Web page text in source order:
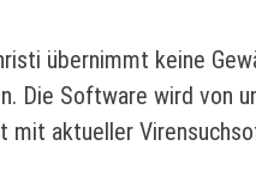
übernimmt keine
Die Software wird von
mit aktueller